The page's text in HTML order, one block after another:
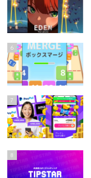
6
7
8